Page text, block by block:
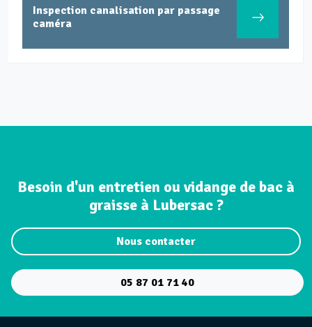
Inspection canalisation par passage
caméra
Besoin d'un entretien ou vidange de bac à
graisse à Lubersac ?
Nous contacter
05 87 01 71 40